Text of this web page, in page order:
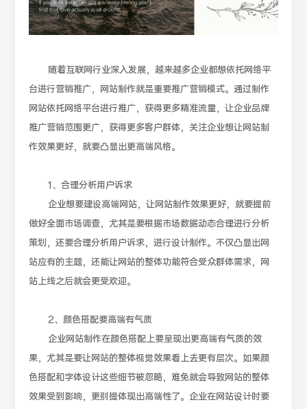
随着互联网行业深入发展，越来越多企业都想依托网络平
台进行营销推广，网站制作就是重要推广营销模式。通过制作
网站依托网络平台进行推广，获得更多精准流量，让企业品牌
推广营销范围更广，获得更多客户群体，关注企业想让网站制
作效果更好，就要凸显出更高端风格。
1、合理分析用户诉求
企业想要建设高端网站，让网站制作效果更好，就要提前
做好全面市场调查，尤其是要根据市场数据动态合理进行分析
策划，还要合理分析用户诉求，进行设计制作。不仅凸显出网
站应有的主题，还能让网站的整体功能符合受众群体需求，网
站上线之后就会更受欢迎。
2、颜色搭配要高端有气质
企业网站制作在颜色搭配上要呈现出更高端有气质的效
果，尤其是要让网站的整体视觉效果看上去更有层次。如果颜
色搭配和字体设计这些细节被忽略，难免就会导致网站的整体
效果受到影响，更别提体现出高端性了。企业在网站设计时要